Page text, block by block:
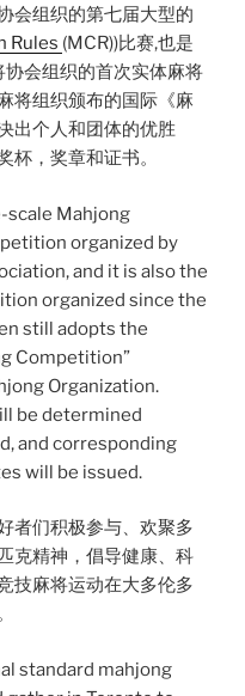
会组织的第七届大型的
Rules (MCR))比赛,也是
会组织的首次实体麻将
将组织颁布的国际《麻
出个人和团体的优胜
杯，奖章和证书。
scale Mahjong
organized by
and it is also the
organized since the
still adopts the
Competition”
Organization.
be determined
and corresponding
will be issued.
者们积极参与、欢聚多
克精神，倡导健康、科
技麻将运动在大多伦多
standard mahjong